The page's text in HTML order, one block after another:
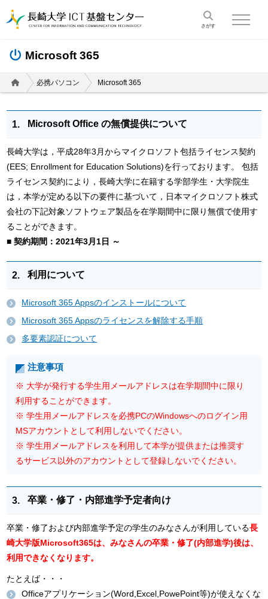
toggle
Microsoft 365
必携パソコン Microsoft 365
Microsoft Office の無償提供について
長崎大学は，平成28年3月からマイクロソフト包括ライセンス契約
(EES; Enrollment for Education Solutions)を行っております。 包括
ライセンス契約により，長崎大学に在籍する学部学生・大学院生
は，本学が定める以下の要件に基づいて，日本マイクロソフト株式
会社の下記対象ソフトウェア製品を在学期間中に限り無償で使用す
ることができます。
■ 契約期間：2021年3月1日 ～
利用について
Microsoft 365 Appsのインストールについて
Microsoft 365 Appsのライセンスを解除する手順
多要素認証について
注意事項
※ 大学が発行する学生用メールアドレスは在学期間中に限り
利用することができます。
※ 学生用メールアドレスを必携PCのWindowsへのログイン用
MSアカウントとして利用しないでください。
※ 学生用メールアドレスを利用して本学が提供または推奨す
るサービス以外のアカウントとして登録しないでください。
卒業・修了・内部進学予定者向け
卒業・修了および内部進学予定の学生のみなさんが利用している長
崎大学版Microsoft365は、みなさんの卒業・修了(内部進学)後は、
利用できなくなります。
たとえば・・・
Officeアプリケーション(Word,Excel,PowePoint等)が使えなくな